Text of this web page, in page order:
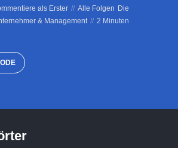
als Erster Alle Folgen Die
& Management
2 Minuten